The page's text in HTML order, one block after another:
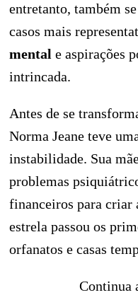
entretanto, também
casos mais
mental e aspirações
intrincada.
Antes de se
Norma Jeane teve
instabilidade. Sua
problemas
financeiros para criar
estrela passou os
orfanatos e casas
Continua